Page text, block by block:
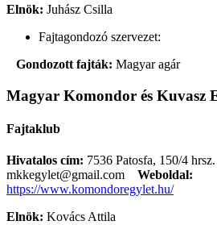
Elnök: Juhász Csilla
Fajtagondozó szervezet:
Gondozott fajták: Magyar agár
Magyar Komondor és Kuvasz
Fajtaklub
Hivatalos cím: 7536 Patosfa, 150/4
mkkegylet@gmail.com
Weboldal:
https://www.komondoregylet.hu/
Elnök: Kovács Attila